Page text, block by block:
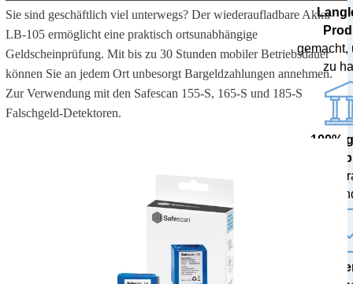
Sie sind geschäftlich viel unterwegs? Der wiederaufladbare Akku
LB-105 ermöglicht eine praktisch ortsunabhängige
Geldscheinprüfung. Mit bis zu 30 Stunden mobiler Betriebsdauer
können Sie an jedem Ort unbesorgt Bargeldzahlungen annehmen.
Zur Verwendung mit den Safescan 155-S, 165-S und 185-S
Falschgeld-Detektoren.
gemacht,
zu
100%
von
getestet